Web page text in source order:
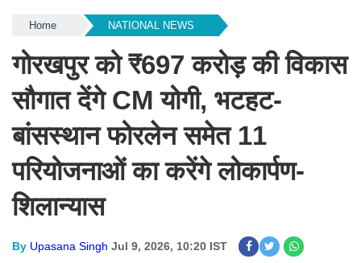
Home NATIONAL NEWS
गोरखपुर को ₹697 करोड़ की विकास
सौगात देंगे CM योगी, भटहट-
बांसस्थान फोरलेन समेत 11
परियोजनाओं का करेंगे लोकार्पण-
शिलान्यास
By Upasana Singh Jul 9, 2026, 10:20 IST